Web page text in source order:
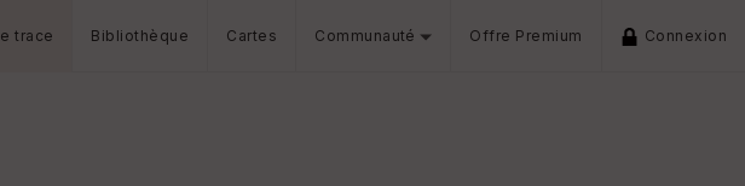
trace Bibliothèque Cartes Communauté Offre Premium Connexion